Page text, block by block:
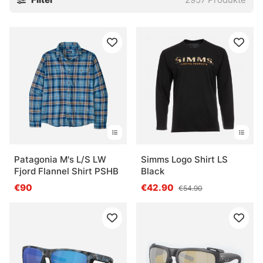
Häufige Fragen zu Kleidung und Schuhen fürs
Was ist der Sinn von Schichten beim Angeln?
Was ist bei Schuhen und Stiefeln am Wasser
wichtig?
Was ist der Nutzen einer guten Sonnenbrille beim
Patagonia M's L/S LW
Fjord Flannel Shirt PSHB
€90
Simms Logo Shirt LS
Black
€42.90 €54.90